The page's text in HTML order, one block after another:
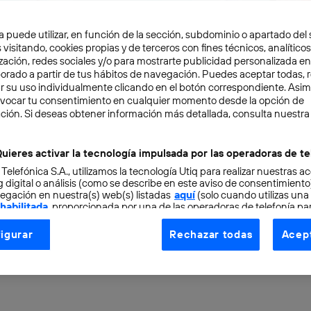
4 min
o iPad compatible
26? Esta es la lista
que actualizarán
puede utilizar, en función de la sección, subdominio o apartado del
visitando, cookies propias y de terceros con fines técnicos,
redes sociales y/o para mostrarte publicidad personalizada
a partir de tus hábitos de navegación. Puedes aceptar todas,
su uso individualmente clicando en el botón correspondiente.
tu consentimiento en cualquier momento desde la opción de
Si deseas obtener información más detallada, consulta nuestra
activar la tecnología impulsada por las operadoras de
S.A., utilizamos la tecnología Utiq para realizar nuestras
digital o análisis (como se describe en este aviso de
en nuestra(s) web(s) listadas aquí(solo cuando utilizas una
, proporcionada por una de las operadoras de telefonía
consentimiento en cada página web).
Utiq está diseñada con la privacidad como prioridad
dirección IP y otra información de la cuenta de cliente de
Rechazar todas